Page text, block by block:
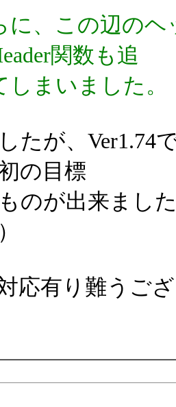
、この辺のヘ
関数も追
しまいました。
たが、Ver1.74
の目標
のが出来まし
応有り難うご